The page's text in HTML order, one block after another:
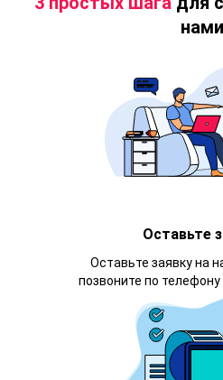
нами
Оставьте
Оставьте заявку на
позвоните по телефону